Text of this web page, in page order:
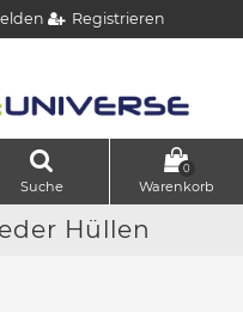
Registrieren
Suche
0
Warenkorb
Hüllen